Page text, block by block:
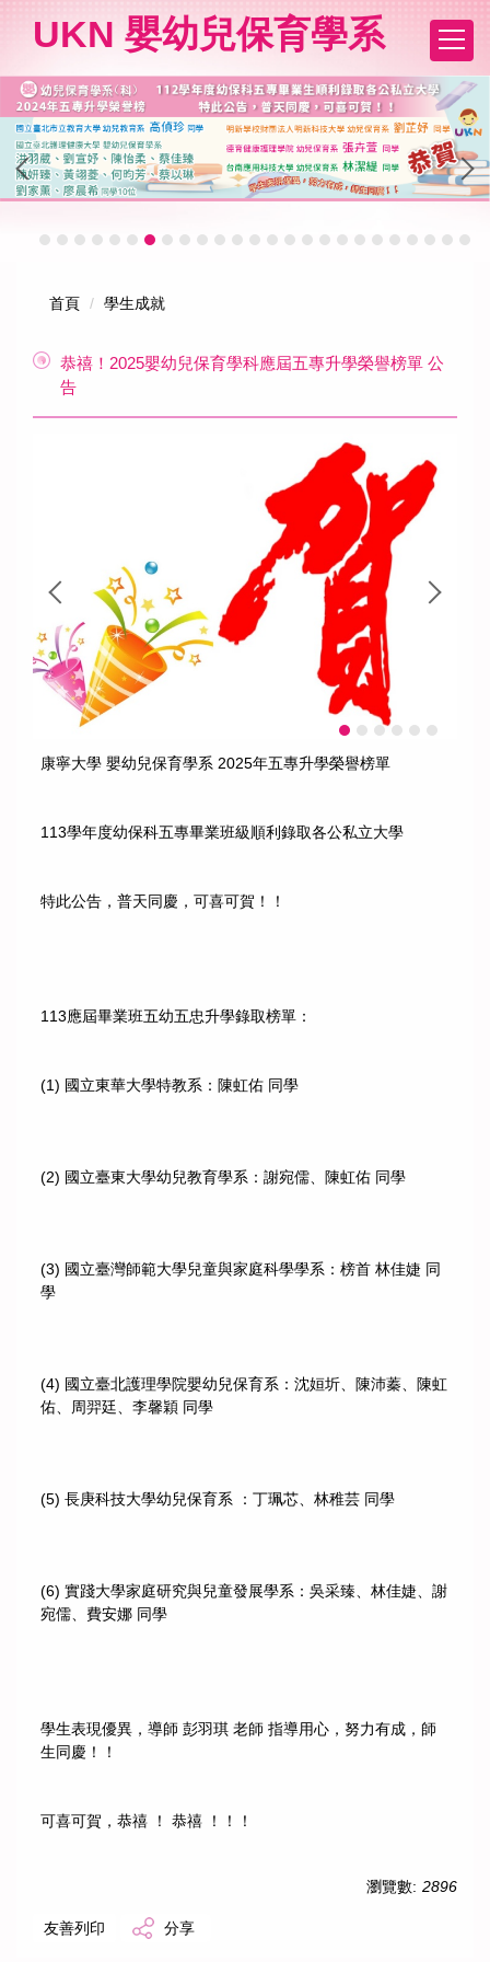
要
內
容
區
UKN 嬰幼兒保育學系
首頁 學生成就
恭禧！2025嬰幼兒保育學科應屆五專升學榮譽榜單 公
告
康寧大學 嬰幼兒保育學系 2025年五專升學榮譽榜單
113學年度幼保科五專畢業班級順利錄取各公私立大學
特此公告，普天同慶，可喜可賀！！
113應屆畢業班五幼五忠升學錄取榜單：
(1) 國立東華大學特教系：陳虹佑 同學
(2) 國立臺東大學幼兒教育學系：謝宛儒、陳虹佑 同學
(3) 國立臺灣師範大學兒童與家庭科學學系：榜首 林佳婕 同
學
(4) 國立臺北護理學院嬰幼兒保育系：沈姮圻、陳沛蓁、陳虹
佑、周羿廷、李馨穎 同學
(5) 長庚科技大學幼兒保育系 ：丁珮芯、林稚芸 同學
(6) 實踐大學家庭研究與兒童發展學系：吳采臻、林佳婕、謝
宛儒、費安娜 同學
學生表現優異，導師 彭羽琪 老師 指導用心，努力有成，師
生同慶！！
可喜可賀，恭禧 ！ 恭禧 ！！！
瀏覽數: 2896
友善列印 分享